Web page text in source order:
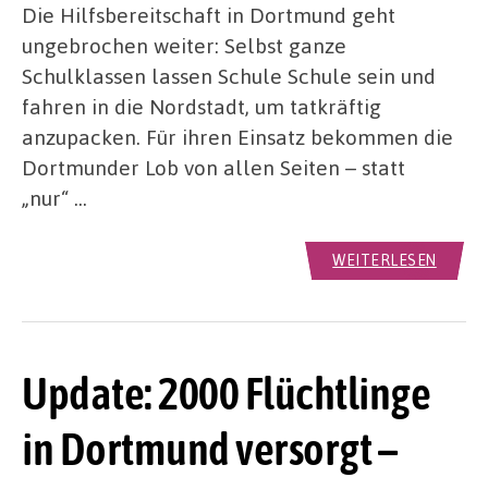
Die Hilfsbereitschaft in Dortmund geht
ungebrochen weiter: Selbst ganze
Schulklassen lassen Schule Schule sein und
fahren in die Nordstadt, um tatkräftig
anzupacken. Für ihren Einsatz bekommen die
Dortmunder Lob von allen Seiten – statt
„nur“ …
WEITERLESEN
Update: 2000 Flüchtlinge
in Dortmund versorgt –